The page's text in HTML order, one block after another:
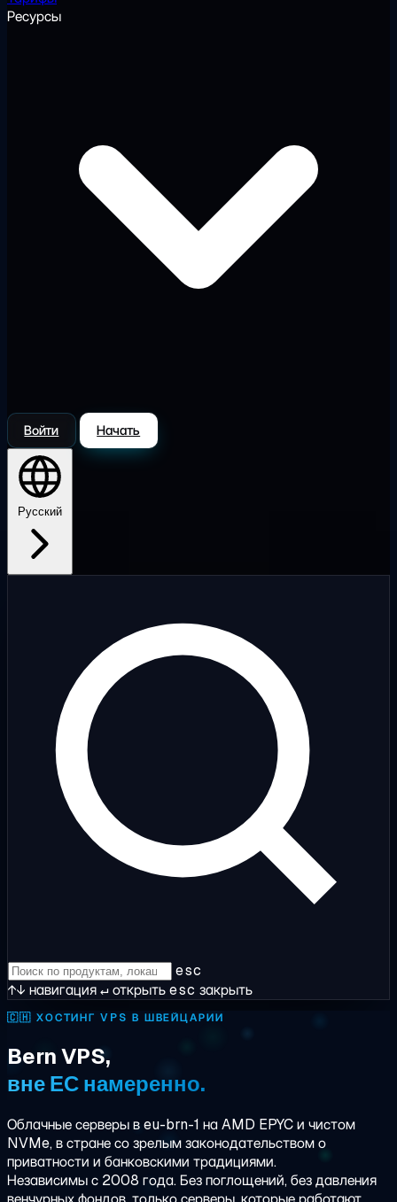
Ресурсы
Войти Начать
Русский
esc
↑↓ навигация↵открытьesc закрыть
🇨🇭 ХОСТИНГ VPS В ШВЕЙЦАРИИ
Bern VPS,
вне ЕС намеренно.
Облачные серверы в eu-brn-1 на AMD EPYC и чистом
NVMe, в стране со зрелым законодательством о
приватности и банковскими традициями.
Независимы с 2008 года. Без поглощений, без давления